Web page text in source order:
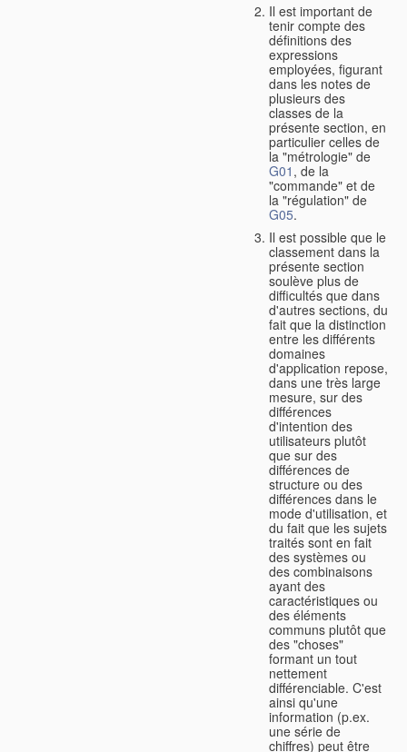
Il est important de
tenir compte des
définitions des
expressions
employées, figurant
dans les notes de
plusieurs des
classes de la
présente section, en
particulier celles de
la "métrologie" de
G01 , de la
"commande" et de
la "régulation" de
G05.
Il est possible que le
classement dans la
présente section
soulève plus de
difficultés que dans
d'autres sections, du
fait que la distinction
entre les différents
domaines
d'application repose,
dans une très large
mesure, sur des
différences
d'intention des
utilisateurs plutôt
que sur des
différences de
structure ou des
différences dans le
mode d'utilisation, et
du fait que les sujets
traités sont en fait
des systèmes ou
des combinaisons
ayant des
caractéristiques ou
des éléments
communs plutôt que
des "choses"
formant un tout
nettement
différenciable. C'est
ainsi qu'une
information (p.ex.
une série de
chiffres) peut être